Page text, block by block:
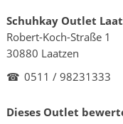
Schuhkay Outlet
Robert-Koch-Straße 1
30880 Laatzen
☎ 0511 / 98231333
Dieses Outlet